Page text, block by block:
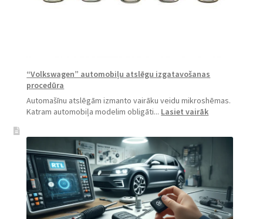
“Volkswagen” automobiļu atslēgu izgatavošanas
procedūra
Automašīnu atslēgām izmanto vairāku veidu mikroshēmas.
Katram automobiļa modelim obligāti... Lasiet vairāk:
procedūra